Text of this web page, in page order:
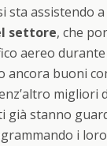
sta assistendo
settore, che
aereo durante
ancora buoni
migliori
già stanno
i loro